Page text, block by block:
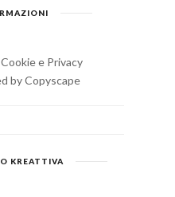
e Privacy
KREATTIVA